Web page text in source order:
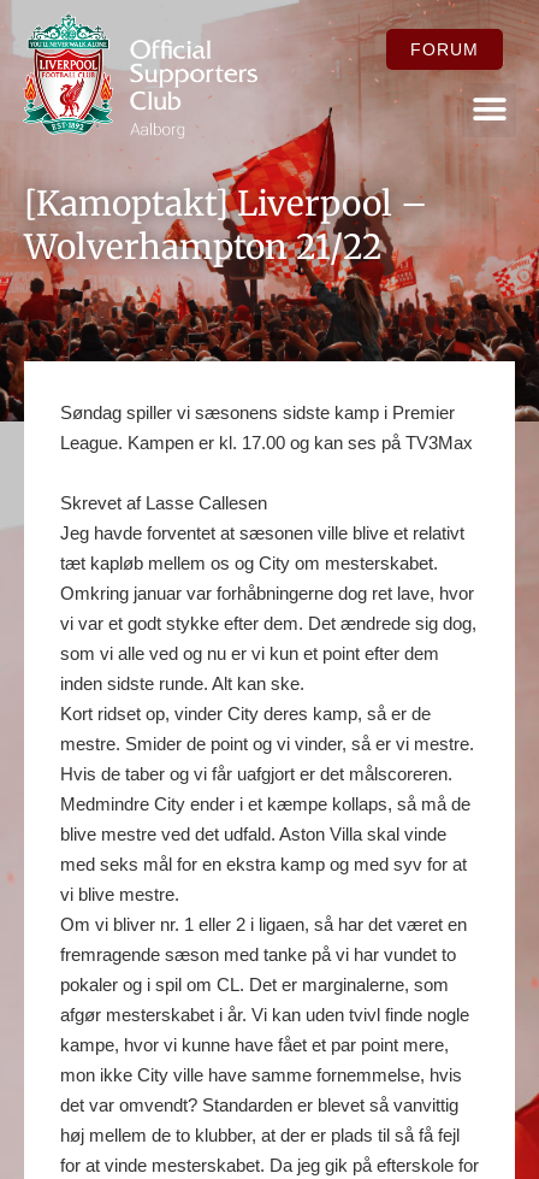
FORUM
[Kamoptakt] Liverpool –
Wolverhampton 21/22
Søndag spiller vi sæsonens sidste kamp i Premier
League. Kampen er kl. 17.00 og kan ses på TV3Max
Skrevet af Lasse Callesen
Jeg havde forventet at sæsonen ville blive et relativt
tæt kapløb mellem os og City om mesterskabet.
Omkring januar var forhåbningerne dog ret lave, hvor
vi var et godt stykke efter dem. Det ændrede sig dog,
som vi alle ved og nu er vi kun et point efter dem
inden sidste runde. Alt kan ske.
Kort ridset op, vinder City deres kamp, så er de
mestre. Smider de point og vi vinder, så er vi mestre.
Hvis de taber og vi får uafgjort er det målscoreren.
Medmindre City ender i et kæmpe kollaps, så må de
blive mestre ved det udfald. Aston Villa skal vinde
med seks mål for en ekstra kamp og med syv for at
vi blive mestre.
Om vi bliver nr. 1 eller 2 i ligaen, så har det været en
fremragende sæson med tanke på vi har vundet to
pokaler og i spil om CL. Det er marginalerne, som
afgør mesterskabet i år. Vi kan uden tvivl finde nogle
kampe, hvor vi kunne have fået et par point mere,
mon ikke City ville have samme fornemmelse, hvis
det var omvendt? Standarden er blevet så vanvittig
høj mellem de to klubber, at der er plads til så få fejl
for at vinde mesterskabet. Da jeg gik på efterskole for